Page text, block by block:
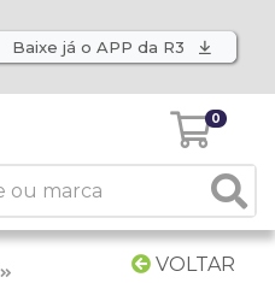
Baixe já o APP da R3
0
VOLTAR